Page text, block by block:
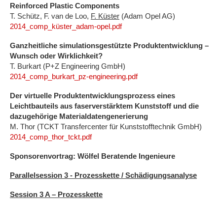
Reinforced Plastic Components
T. Schütz, F. van de Loo, F. Küster (Adam Opel AG)
2014_comp_küster_adam-opel.pdf
Ganzheitliche simulationsgestützte Produktentwicklung –
Wunsch oder Wirklichkeit?
T. Burkart (P+Z Engineering GmbH)
2014_comp_burkart_pz-engineering.pdf
Der virtuelle Produktentwicklungsprozess eines
Leichtbauteils aus faserverstärktem Kunststoff und die
dazugehörige Materialdatengenerierung
M. Thor (TCKT Transfercenter für Kunststofftechnik GmbH)
2014_comp_thor_tckt.pdf
Sponsorenvortrag: Wölfel Beratende Ingenieure
Parallelsession 3 - Prozesskette / Schädigungsanalyse
Session 3 A – Prozesskette